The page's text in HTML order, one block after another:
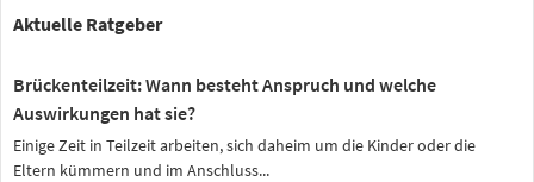
Aktuelle Ratgeber
Brückenteilzeit: Wann besteht Anspruch und welche
Auswirkungen hat sie?
Einige Zeit in Teilzeit arbeiten, sich daheim um die Kinder oder die
Eltern kümmern und im Anschluss...